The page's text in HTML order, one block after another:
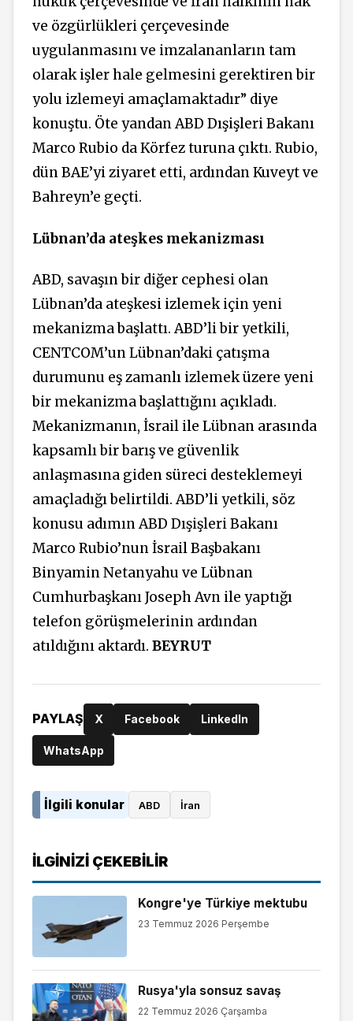
ve özgürlükleri çerçevesinde
uygulanmasını ve imzalananların tam
olarak işler hale gelmesini gerektiren bir
yolu izlemeyi amaçlamaktadır” diye
konuştu. Öte yandan ABD Dışişleri Bakanı
Marco Rubio da Körfez turuna çıktı. Rubio,
dün BAE’yi ziyaret etti, ardından Kuveyt ve
Bahreyn’e geçti.
Lübnan’da ateşkes mekanizması
ABD, savaşın bir diğer cephesi olan
Lübnan’da ateşkesi izlemek için yeni
mekanizma başlattı. ABD’li bir yetkili,
CENTCOM’un Lübnan’daki çatışma
durumunu eş zamanlı izlemek üzere yeni
bir mekanizma başlattığını açıkladı.
Mekanizmanın, İsrail ile Lübnan arasında
kapsamlı bir barış ve güvenlik
anlaşmasına giden süreci desteklemeyi
amaçladığı belirtildi. ABD’li yetkili, söz
konusu adımın ABD Dışişleri Bakanı
Marco Rubio’nun İsrail Başbakanı
Binyamin Netanyahu ve Lübnan
Cumhurbaşkanı Joseph Avn ile yaptığı
telefon görüşmelerinin ardından
atıldığını aktardı. BEYRUT
PAYLAŞ X Facebook LinkedIn
WhatsApp
İlgili konular ABD İran
İLGINIZI ÇEKEBILIR
Kongre'ye Türkiye mektubu
23 Temmuz 2026 Perşembe
Rusya'yla sonsuz savaş
22 Temmuz 2026 Çarşamba